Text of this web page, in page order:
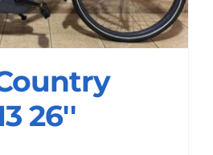
26''